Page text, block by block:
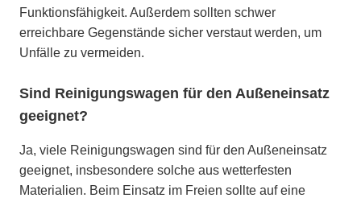
Funktionsfähigkeit. Außerdem sollten schwer
erreichbare Gegenstände sicher verstaut werden, um
Unfälle zu vermeiden.
Sind Reinigungswagen für den Außeneinsatz
geeignet?
Ja, viele Reinigungswagen sind für den Außeneinsatz
geeignet, insbesondere solche aus wetterfesten
Materialien. Beim Einsatz im Freien sollte auf eine